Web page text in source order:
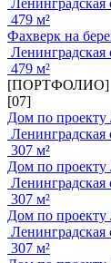
479 м²
Фахверк на
479 м²
[ПОРТФОЛИО]
[07]
Дом по
Ленинградская
307 м²
Дом по
Ленинградская
307 м²
Дом по
Ленинградская
307 м²